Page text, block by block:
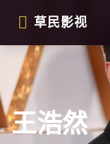
草民影视
王浩然